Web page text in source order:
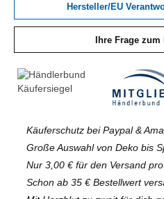
Hersteller/EU
Ihre Frage
Käuferschutz bei Paypal &
Große Auswahl von Deko bis
Nur 3,00 € für den Versand
Schon ab 35 € Bestellwert